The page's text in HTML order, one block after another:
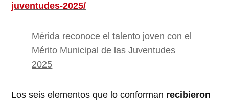
juventudes-2025/
Mérida reconoce el talento joven con el
Mérito Municipal de las Juventudes
2025
Los seis elementos que lo conforman recibieron